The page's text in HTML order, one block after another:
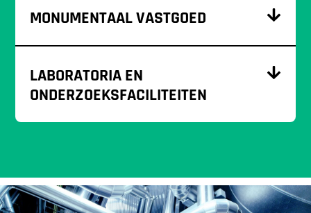
MONUMENTAAL VASTGOED
LABORATORIA EN
ONDERZOEKSFACILITEITEN